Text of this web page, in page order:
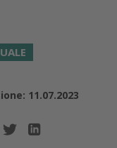
11.07.2023